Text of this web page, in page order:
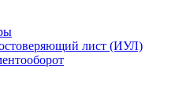
лист (ИУЛ)